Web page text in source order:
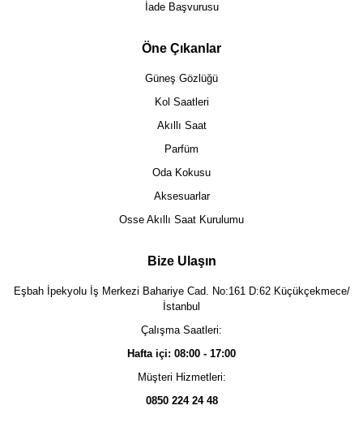
İade Başvurusu
Öne Çıkanlar
Güneş Gözlüğü
Kol Saatleri
Akıllı Saat
Parfüm
Oda Kokusu
Aksesuarlar
Osse Akıllı Saat Kurulumu
Bize Ulaşın
Eşbah İpekyolu İş Merkezi Bahariye Cad. No:161 D:62 Küçükçekmece/
İstanbul
Çalışma Saatleri:
Hafta içi: 08:00 - 17:00
Müşteri Hizmetleri:
0850 224 24 48